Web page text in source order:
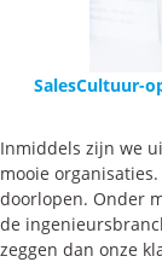
SalesCultuur-
Inmiddels zijn we
mooie
doorlopen. Onder
de
zeggen dan onze